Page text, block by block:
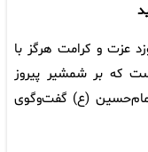
عزت و کرامت هرگز با
که بر شمشیر پیروز
(ع) گفت‌وگوی